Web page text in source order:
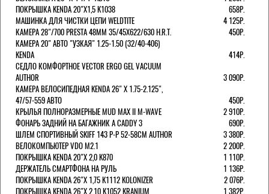
ПОКРЫШКА KENDA 20"Х1,5 K1038
658Р.
МАШИНКА ДЛЯ ЧИСТКИ ЦЕПИ WELDTITE
4 125Р.
КАМЕРА 28"/700 PRESTA 48ММ 35/45Х622/630 H.R.T.
450Р.
КАМЕРА 20" АВТО "УЗКАЯ" 1.25-1.50 (32/40-406)
KENDA
414Р.
СЕДЛО КОМФОРТНОЕ VECTOR ERGO GEL VACUUM
AUTHOR
3 090Р.
КАМЕРА ВЕЛОСИПЕДНАЯ KENDA 26" Х 1.75-2.125",
47/57-559 АВТО
450Р.
КРЫЛЬЯ ПОЛНОРАЗМЕРНЫЕ MUD MAX II M-WAVE
2 910Р.
ФОНАРЬ ЗАДНИЙ НА БАГАЖНИК A CADDY 3
690Р.
ШЛЕМ СПОРТИВНЫЙ SKIFF 143 Р-Р 52-58СМ AUTHOR
3 380Р.
ВЕЛОКОМПЬЮТЕР VDO M2.1
2 200Р.
ПОКРЫШКА KENDA 20"Х 2,0 K870
1 110Р.
ДЕРЖАТЕЛЬ СМАРТФОНА НА РУЛЬ
1 136Р.
ПОКРЫШКА KENDA 26"Х 1,75 K1112 KOLONIZER
2 076Р.
ПОКРЫШКА KENDA 26"Х 2,10 K1052 KRANIUM
1 382Р.